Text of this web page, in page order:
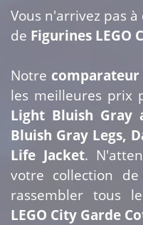
Vous n'arrivez pas
de Figurines LEGO
Notre comparateur
les meilleures prix
Light Bluish Gray
Bluish Gray Legs,
Life Jacket.
votre collection de
rassembler tous
LEGO City Garde